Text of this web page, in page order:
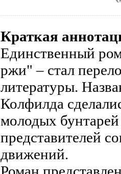
Краткая
Единственный
ржи" – стал
литературы.
Колфилда
молодых
представителей
движений.